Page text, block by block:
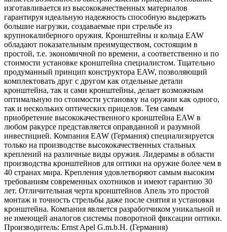
изготавливается из высококачественных материалов
гарантируя идеальную надежность способную выдержать
большие нагрузки, создаваемые при стрельбе из
крупнокалиберного оружия. Кронштейны и кольца EAW
обладают показательным преимуществом, состоящим в
простой, т.е. экономичной по времени, а соответственно и по
стоимости установке кронштейна специалистом. Тщательно
продуманный принцип конструктора EAW, позволяющий
комплектовать друг с другом как отдельные детали
кронштейна, так и сами кронштейны, делает возможным
оптимальную по стоимости установку на оружии как одного,
так и нескольких оптических прицелов. Тем самым
приобретение высококачественного кронштейна EAW в
любом ракурсе представляется оправданной и разумной
инвестицией. Компания EAW (Германия) специализируется
только на производстве высококачественных стальных
креплений на различные виды оружия. Лидерамы в области
производства кронштейнов для оптики на оружие более чем в
40 странах мира. Крепления удовлетворяют самым высоким
требованиям современных охотников и имеют гарантию 30
лет. Отличительная черта кронштейнов Апель это простой
монтаж и точность стрельбы даже после снятия и установки
кронштейна. Компания является разработчиком уникальной и
не имеющей аналогов системы поворотной фиксации оптики.
Производитель: Ernst Apel G.m.b.H. (Германия)